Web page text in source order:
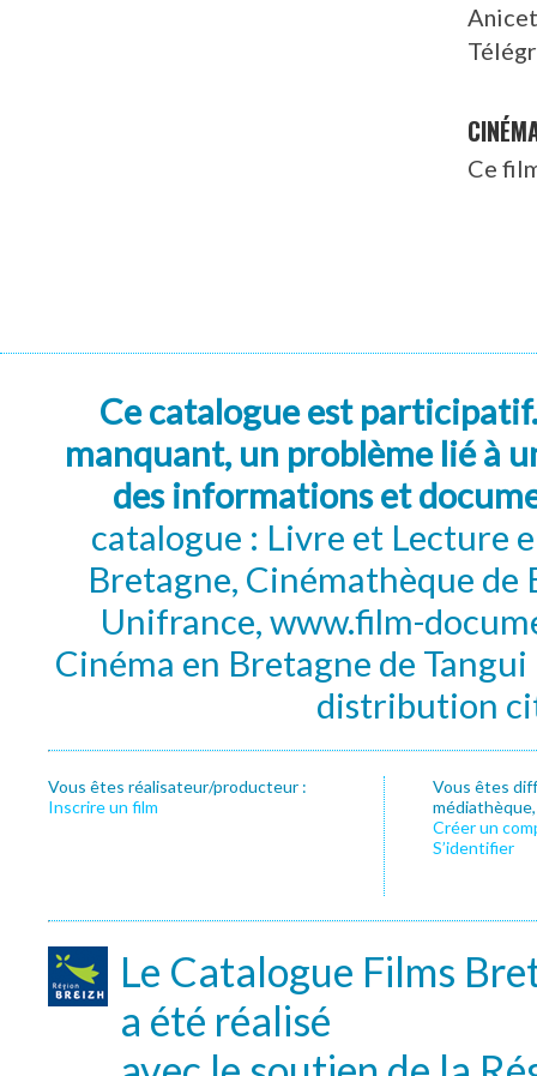
Ce
Ce catalogue est
manquant, un problème lié à
des informations et
catalogue : Livre et Lecture
Bretagne, Cinémathèque de
Unifrance, www.film-
Cinéma en Bretagne de
distribution
Vous êtes réalisateur/producteur :
Inscrire un film
Vous êtes
Créer un
S’identifier
Le Catalogue Films
a été réalisé